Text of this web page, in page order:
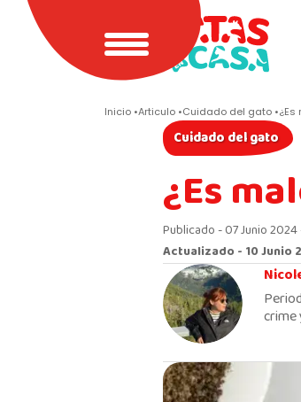
Inicio Articulo Cuidado del gato
Cuidado del gato
¿Es
Publicado - 07 Junio 2024
Actualizado - 10 Junio
crime